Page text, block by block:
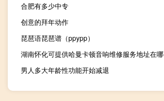
合肥有多少中专
创意的拜年动作
琵琶语琵琶谱（ppypp）
湖南怀化可提供哈曼卡顿音响维修服务地址在哪
男人多大年龄性功能开始减退